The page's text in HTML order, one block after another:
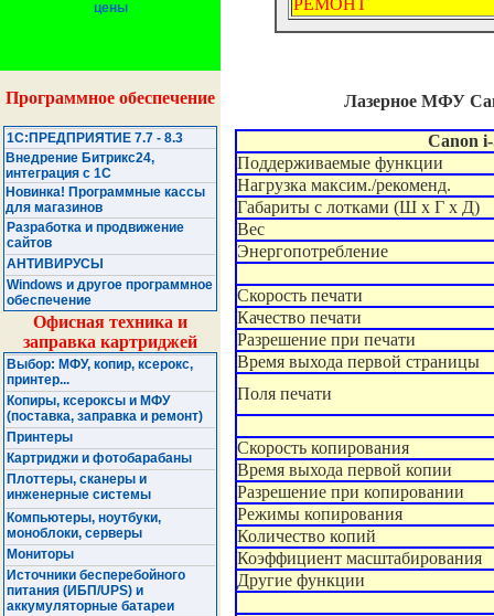
цены
Программное обеспечение
1С:ПРЕДПРИЯТИЕ 7.7 - 8.3
Внедрение Битрикс24,
интеграция с 1С
Новинка! Программные кассы
для магазинов
Разработка и продвижение
сайтов
АНТИВИРУСЫ
Windows и другое программное
обеспечение
Офисная техника и
заправка картриджей
Выбор: МФУ, копир, ксерокс,
принтер...
Копиры, ксероксы и МФУ
(поставка, заправка и ремонт)
Принтеры
Картриджи и фотобарабаны
Плоттеры, сканеры и
инженерные системы
Компьютеры, ноутбуки,
моноблоки, серверы
Мониторы
Источники бесперебойного
питания (ИБП/UPS) и
аккумуляторные батареи
РЕМОНТ
Лазерное МФУ
Canon
Поддерживаемые функции
Нагрузка максим./рекоменд.
Габариты с лотками (Ш x Г x Д)
Вес
Энергопотребление
Скорость печати
Качество печати
Разрешение при печати
Время выхода первой страницы
Поля печати
Скорость копирования
Время выхода первой копии
Разрешение при копировании
Режимы копирования
Количество копий
Коэффициент масштабирования
Другие функции